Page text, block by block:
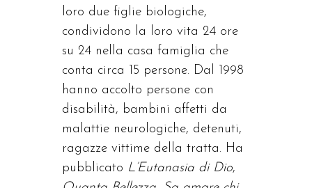
loro due figlie biologiche,
condividono la loro vita 24 ore
su 24 nella casa famiglia che
conta circa 15 persone. Dal 1998
hanno accolto persone con
disabilità, bambini affetti da
malattie neurologiche, detenuti,
ragazze vittime della tratta. Ha
pubblicato L’Eutanasia di Dio,